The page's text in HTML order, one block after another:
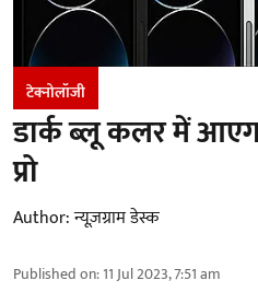
टेक्नोलॉजी
डार्क ब्लू कलर में
प्रो
Author:न्यूज़ग्राम डेस्क
Published on:11 Jul 2023, 7:51 am